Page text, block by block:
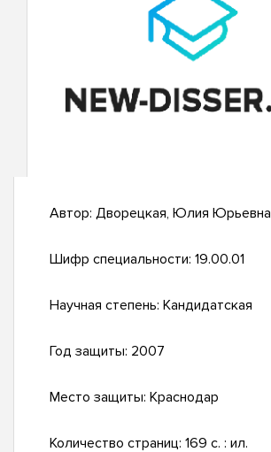
Автор: Дворецкая, Юлия Юрьевна
Шифр специальности: 19.00.01
Научная степень: Кандидатская
Год защиты: 2007
Место защиты: Краснодар
Количество страниц: 169 с. : ил.